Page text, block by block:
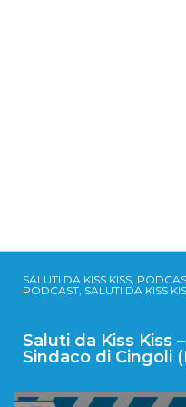
SALUTI DA KISS KISS,
PODCAST, SALUTI DA KISS
Saluti da Kiss Kiss
Sindaco di Cingoli